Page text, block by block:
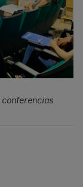
conferencias